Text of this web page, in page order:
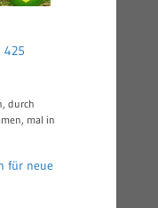
425
durch
mal in
für neue